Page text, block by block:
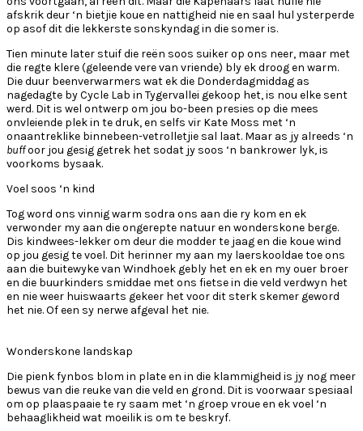
afskrik deur ‘n bietjie koue en nattigheid nie en saal hul ysterperde
op asof dit die lekkerste sonskyndag in die somer is.
Tien minute later stuif die reën soos suiker op ons neer, maar met
die regte klere (geleende vere van vriende) bly ek droog en warm.
Die duur beenverwarmers wat ek die Donderdagmiddag as
nagedagte by Cycle Lab in Tygervallei gekoop het, is nou elke sent
werd. Dit is wel ontwerp om jou bo-been presies op die mees
onvleiende plek in te druk, en selfs vir Kate Moss met ‘n
onaantreklike binnebeen-vetrolletjie sal laat. Maar as jy alreeds ‘n
buffoor jou gesig getrek het sodat jy soos ‘n bankrower lyk, is
voorkoms bysaak.
Voel soos ‘n kind
Tog word ons vinnig warm sodra ons aan die ry kom en ek
verwonder my aan die ongerepte natuur en wonderskone berge.
Dis kindwees-lekker om deur die modder te jaag en die koue wind
op jou gesig te voel. Dit herinner my aan my laerskooldae toe ons
aan die buitewyke van Windhoek gebly het en ek en my ouer broer
en die buurkinders smiddae met ons fietse in die veld verdwyn het
en nie weer huiswaarts gekeer het voor dit sterk skemer geword
het nie. Of een sy nerwe afgeval het nie.
Wonderskone landskap
Die pienk fynbos blom in plate en in die klammigheid is jy nog meer
bewus van die reuke van die veld en grond. Dit is voorwaar spesiaal
om op plaaspaaie te ry saam met ‘n groep vroue en ek voel ‘n
behaaglikheid wat moeilik is om te beskryf.